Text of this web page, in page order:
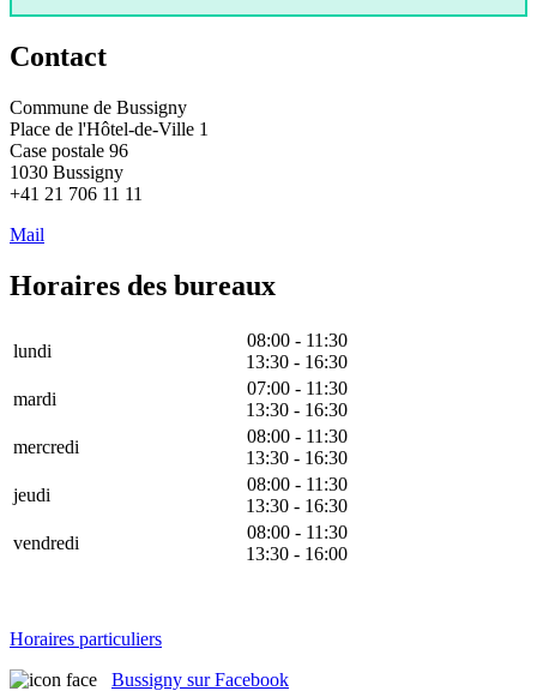
Contact
Commune de Bussigny
Place de l'Hôtel-de-Ville 1
Case postale 96
1030 Bussigny
+41 21 706 11 11
Mail
Horaires des bureaux
lundi
08:00 - 11:30
13:30 - 16:30
mardi
07:00 - 11:30
13:30 - 16:30
mercredi
08:00 - 11:30
13:30 - 16:30
jeudi
08:00 - 11:30
13:30 - 16:30
vendredi
08:00 - 11:30
13:30 - 16:00
Horaires particuliers
Bussigny sur Facebook